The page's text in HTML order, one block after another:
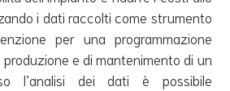
i dati raccolti come strumento
per una programmazione
e di mantenimento di un
l’analisi dei dati è possibile